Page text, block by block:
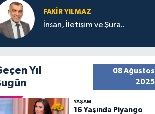
FAKIR YILMAZ
İnsan, İletişim ve Şura..
Yıl
08 Ağustos
2025
YAŞAM
16 Yaşında Piyango